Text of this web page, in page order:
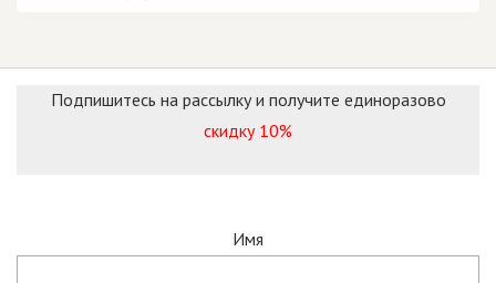
Подпишитесь на рассылку и получите единоразово
скидку 10%
Имя